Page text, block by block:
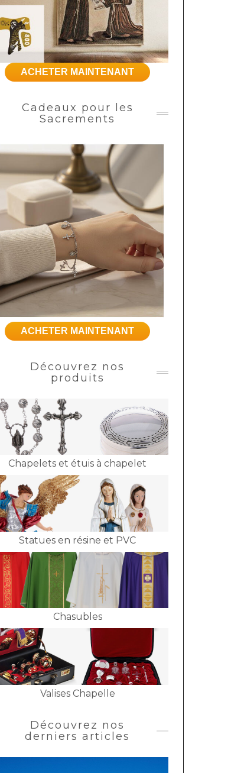
ACHETER MAINTENANT
Cadeaux pour les
Sacrements
ACHETER MAINTENANT
Découvrez nos
produits
Chapelets et étuis à chapelet
Statues en résine et PVC
Chasubles
Valises Chapelle
Découvrez nos
derniers articles